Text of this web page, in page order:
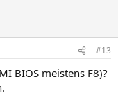
#13
BIOS meistens F8)?